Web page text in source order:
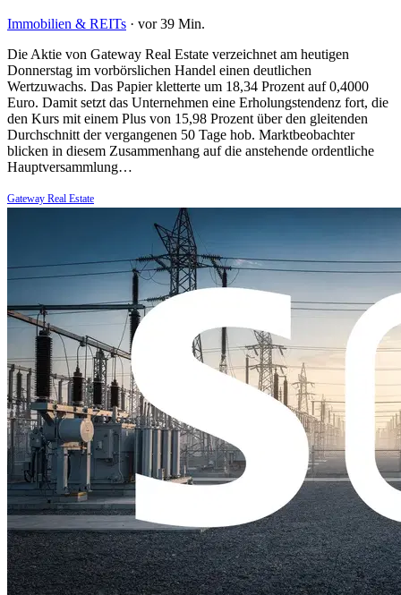
Immobilien & REITs · vor 39 Min.
Die Aktie von Gateway Real Estate verzeichnet am heutigen
Donnerstag im vorbörslichen Handel einen deutlichen
Wertzuwachs. Das Papier kletterte um 18,34 Prozent auf 0,4000
Euro. Damit setzt das Unternehmen eine Erholungstendenz fort, die
den Kurs mit einem Plus von 15,98 Prozent über den gleitenden
Durchschnitt der vergangenen 50 Tage hob. Marktbeobachter
blicken in diesem Zusammenhang auf die anstehende ordentliche
Hauptversammlung…
Gateway Real Estate